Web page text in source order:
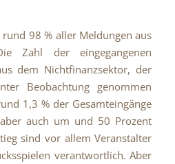
98 % aller Meldungen aus
Zahl der eingegangenen
dem Nichtfinanzsektor, der
Beobachtung genommen
1,3 % der Gesamteingänge
auch um und 50 Prozent
sind vor allem Veranstalter
verantwortlich. Aber